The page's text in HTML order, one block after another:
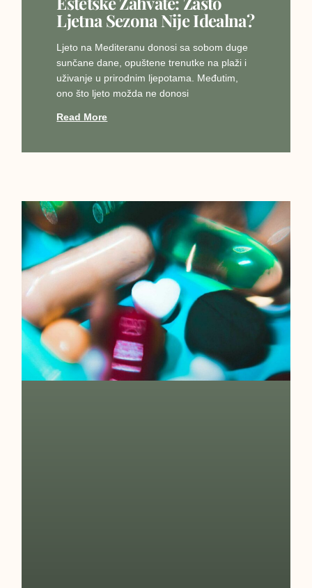
Ljetna Sezona Nije Idealna?
Ljeto na Mediteranu donosi sa sobom duge
sunčane dane, opuštene trenutke na plaži i
uživanje u prirodnim ljepotama. Međutim,
ono što ljeto možda ne donosi
Read More